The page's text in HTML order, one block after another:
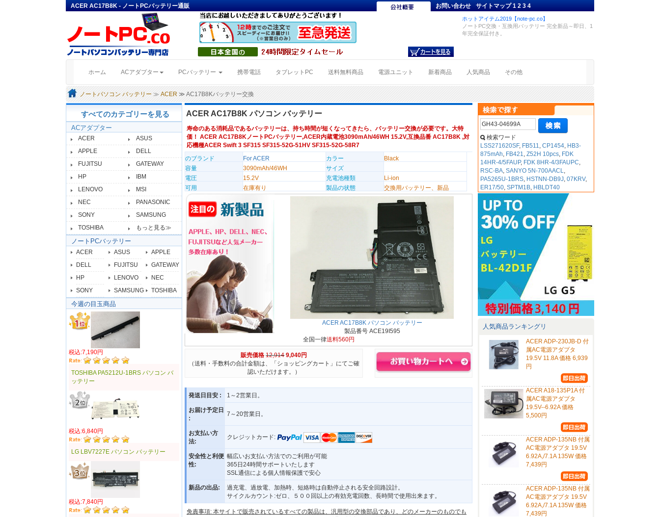
ACER AC17B8K - ノートPCバッテリー通販 お問い合わせ サイトマップ 1234
ホットアイテム2019【note-pc.co】
ノートPC交換・互換用バッテリー 完全新品～即日、1
年完全保証付き。
ホーム (current)ACアダプター PCバッテリー 携帯電話 タブレットPC 送料無料商品 電源ユニット 新着商品 人気商品 その他
ノートパソコン バッテリー ≫ACER ≫ AC17B8Kバッテリー交換
すべてのカテゴリーを見る
ACアダプター
ACER
ASUS
APPLE
DELL
FUJITSU
GATEWAY
HP
IBM
LENOVO
MSI
NEC
PANASONIC
SONY
SAMSUNG
TOSHIBA
もっと見る≫
ノートPCバッテリー
ACER ASUS
APPLE
DELL
FUJITSU
GATEWAY
HP
LENOVO
NEC
SONY
SAMSUNG TOSHIBA
今週の目玉商品
税込:7,190円
TOSHIBA PA5212U-1BRS パソコン バ
ッテリー
税込:6,840円
LG LBV7227E パソコン バッテリー
税込:7,840円
ACER AC17B8K パソコン バッテリー
寿命のある消耗品であるバッテリーは、持ち時間が短くなってきたら、バッテリー交換が必要です。大特
価！ ACER AC17B8KノートPCバッテリー,ACER内蔵電池3090mAh/46WH 15.2V,互換品番 AC17B8K ,対
応機種ACER Swift 3 SF315 SF315-52G-51HV SF315-52G-58R7
のブランド
For ACER カラー
Black
容量
3090mAh/46WH
サイズ
電圧
15.2V 充電池種類
Li-ion
可用
在庫有り 製品の状態 交換用バッテリー、新品
ACER AC17B8K パソコン バッテリー
製品番号 ACE19I595
全国一律送料560円
販売価格 12,914 9,040円
（送料・手数料の合計金額は、「ショッピングカート」にてご確
認いただけます。）
発送日目安 : 1～2営業日。
お届け予定日
:
7～20営業日。
お支払い方
法:
クレジットカード:
安全性と利便
性:
幅広いお支払い方法でのご利用が可能
365日24時間サポートいたします
SSL通信による個人情報保護で安心
新品の出品:
過充電、過放電、加熱時、短絡時は自動停止される安全回路設計。
サイクルカウント:ゼロ、５００回以上の有効充電回数、長時間で使用出来ます。
免責事項: 本サイトで販売されているすべての製品は、汎用型の交換部品であり、どのメーカーのものでも
検索ワード
LSS271620SF, FB511,CP1454, HB3-
875mAh, FB421,Z52H 10pcs, FDK
14HR-4/5FAUP, FDK 8HR-4/3FAUPC,
RSC-BA,SANYO 5N-700AACL,
PA5265U-1BRS, HSTNN-DB9J,07KRV,
ER17/50,SPTM1B, HBLDT40
人気商品ランキングリ
ACER ADP-230JB-D 付
属AC電源アダプタ
19.5V 11.8A 価格 6,939
円
ACER A18-135P1A 付
属AC電源アダプタ
19.5V--6.92A 価格
5,500円
ACER ADP-135NB 付属
AC電源アダプタ 19.5V
6.92A,/7.1A 135W 価格
7,439円
ACER ADP-135NB 付属
AC電源アダプタ 19.5V
6.92A,/7.1A 135W 価格
7,439円